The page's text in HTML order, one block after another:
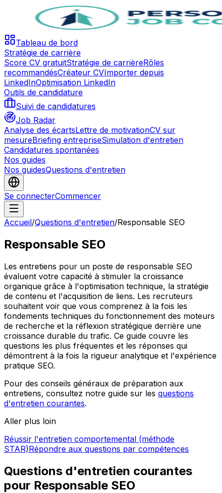
Tableau de bord
Stratégie de carrière
Score CV gratuitStratégie de carrièreRôles
recommandésCréateur CVImporter depuis
LinkedInOptimisation LinkedIn
Outils de candidature
Suivi de candidatures
Job Radar
Analyse des écartsLettre de motivationCV sur
mesureBriefing entrepriseSimulation d'entretien
Candidatures spontanées
Nos guides
Nos guidesQuestions d'entretien
Se connecterCommencer
Accueil/Questions d'entretien/Responsable SEO
Responsable SEO
Les entretiens pour un poste de responsable SEO
évaluent votre capacité à stimuler la croissance
organique grâce à l'optimisation technique, la stratégie
de contenu et l'acquisition de liens. Les recruteurs
souhaitent voir que vous comprenez à la fois les
fondements techniques du fonctionnement des moteurs
de recherche et la réflexion stratégique derrière une
croissance durable du trafic. Ce guide couvre les
questions les plus fréquentes et les réponses qui
démontrent à la fois la rigueur analytique et l'expérience
pratique SEO.
Pour des conseils généraux de préparation aux
entretiens, consultez notre guide sur les questions
d'entretien courantes.
Aller plus loin
Réussir l'entretien comportemental (méthode
STAR)Répondre aux questions par compétences
Questions d'entretien courantes
pour Responsable SEO